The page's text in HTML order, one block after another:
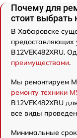
Почему для
стоит выбрать
В Хабаровске
предоставляющих
B12VEK482XRU.
преимуществами.
Мы ремонтируем
ремонту техники
B12VEK482XRU
все виды
Минимальные